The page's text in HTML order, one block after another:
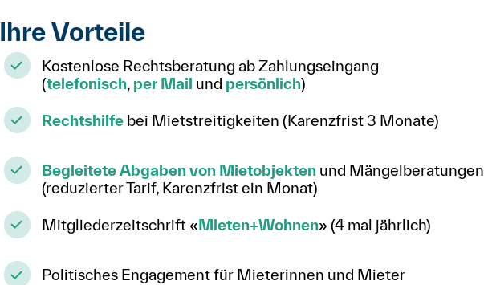
Ihre Vorteile
Kostenlose Rechtsberatung ab Zahlungseingang
(telefonisch, per Mail und persönlich)
Rechtshilfebei Mietstreitigkeiten (Karenzfrist 3 Monate)
Begleitete Abgaben von Mietobjektenund Mängelberatungen
(reduzierter Tarif, Karenzfrist ein Monat)
Mitgliederzeitschrift «Mieten+Wohnen» (4 mal jährlich)
Politisches Engagement für Mieterinnen und Mieter